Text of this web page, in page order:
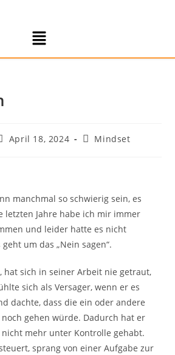
April 18, 2024 Mindset
manchmal so schwierig sein, es
letzten Jahre habe ich mir immer
und leider hatte es nicht
um das „Nein sagen“.
hat sich in seiner Arbeit nie getraut,
sich als Versager, wenn er es
dachte, dass die ein oder andere
gehen würde. Dadurch hat er
mehr unter Kontrolle gehabt.
sprang von einer Aufgabe zur